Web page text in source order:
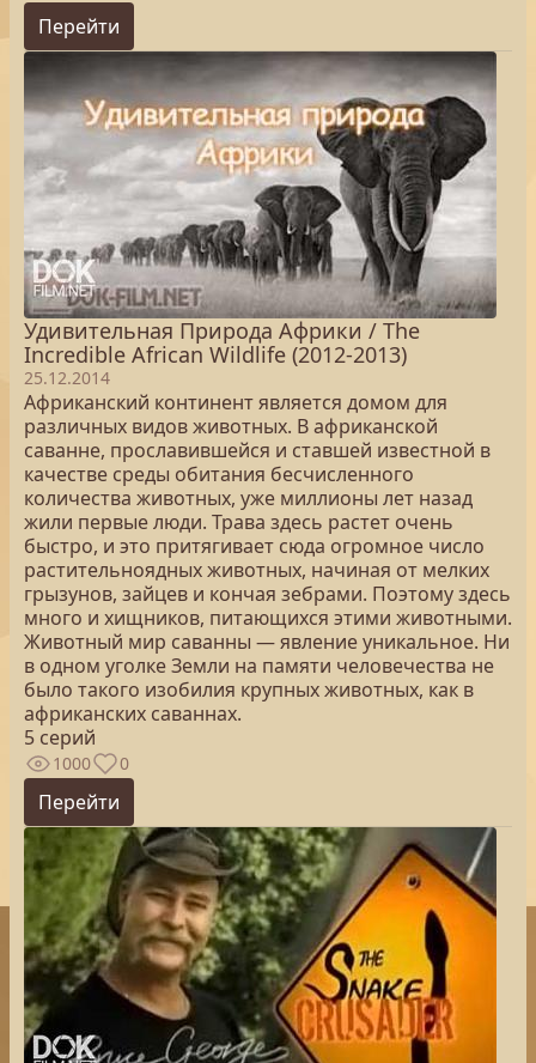
Перейти
Удивительная Природа Африки / The
Incredible African Wildlife (2012-2013)
25.12.2014
Африканский континент является домом для
различных видов животных. В африканской
саванне, прославившейся и ставшей известной в
качестве среды обитания бесчисленного
количества животных, уже миллионы лет назад
жили первые люди. Трава здесь растет очень
быстро, и это притягивает сюда огромное число
растительноядных животных, начиная от мелких
грызунов, зайцев и кончая зебрами. Поэтому здесь
много и хищников, питающихся этими животными.
Животный мир саванны — явление уникальное. Ни
в одном уголке Земли на памяти человечества не
было такого изобилия крупных животных, как в
африканских саваннах.
5 серий
1000 0
Перейти